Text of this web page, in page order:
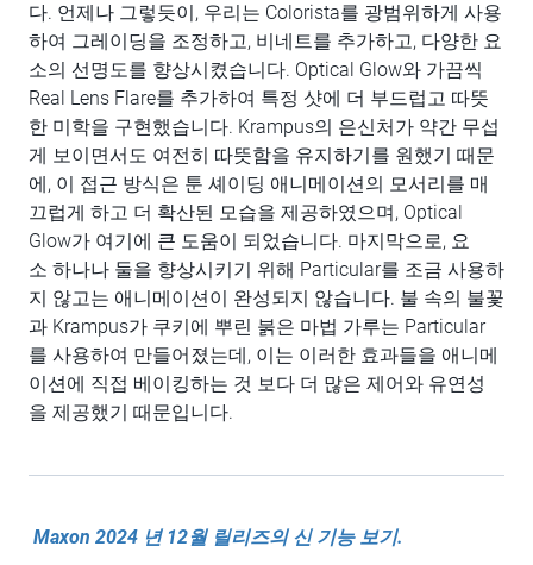
다. 언제나 그렇듯이, 우리는 Colorista를 광범위하게 사용
하여 그레이딩을 조정하고, 비네트를 추가하고, 다양한 요
소의 선명도를 향상시켰습니다. Optical Glow와 가끔씩
Real Lens Flare를 추가하여 특정 샷에 더 부드럽고 따뜻
한 미학을 구현했습니다. Krampus의 은신처가 약간 무섭
게 보이면서도 여전히 따뜻함을 유지하기를 원했기 때문
에, 이 접근 방식은 툰 셰이딩 애니메이션의 모서리를 매
끄럽게 하고 더 확산된 모습을 제공하였으며, Optical
Glow가 여기에 큰 도움이 되었습니다. 마지막으로, 요
소 하나나 둘을 향상시키기 위해 Particular를 조금 사용하
지 않고는 애니메이션이 완성되지 않습니다. 불 속의 불꽃
과 Krampus가 쿠키에 뿌린 붉은 마법 가루는 Particular
를 사용하여 만들어졌는데, 이는 이러한 효과들을 애니메
이션에 직접 베이킹하는 것 보다 더 많은 제어와 유연성
을 제공했기 때문입니다.
Maxon 2024 년 12월 릴리즈의 신 기능 보기.